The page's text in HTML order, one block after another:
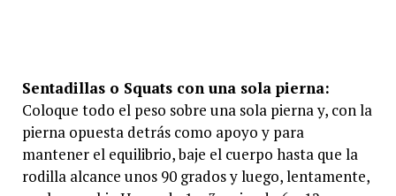
Sentadillas o Squats con una sola pierna:
Coloque todo el peso sobre una sola pierna y, con la
pierna opuesta detrás como apoyo y para
mantener el equilibrio, baje el cuerpo hasta que la
rodilla alcance unos 90 grados y luego, lentamente,